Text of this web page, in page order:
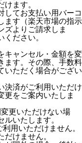
ます。
してお支払い用バーコ
ます（楽天市場の指示
ズよりご請求しま
ださい。
キャンセル・金額を変
ます。その際、手数料
いただく場合がござい
決済がご利用いただけ
更をご案内いたしま
更いただけない場
いたします。
用いただけません。
けません。